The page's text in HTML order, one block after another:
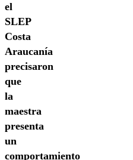
el
SLEP
Costa
Araucanía
precisaron
que
la
maestra
presenta
un
comportamiento